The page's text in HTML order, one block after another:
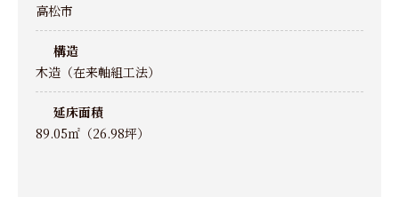
高松市
構造
木造（在来軸組工法）
延床面積
89.05㎡（26.98坪）